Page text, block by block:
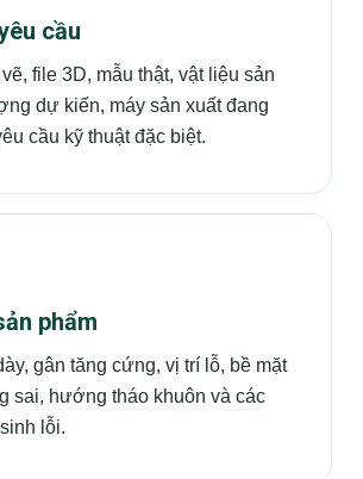
cầu
file 3D, mẫu thật, vật liệu sản
dự kiến, máy sản xuất đang
cầu kỹ thuật đặc biệt.
phẩm
gân tăng cứng, vị trí lỗ, bề mặt
sai, hướng tháo khuôn và các
lỗi.